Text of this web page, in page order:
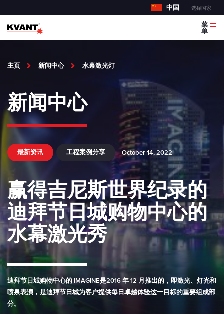
中国 选择国家
菜
单
主页 新闻中心 水幕激光灯
新闻中心
最新资讯 工程案例分享 October 14, 2022
赢得吉尼斯世界纪录的
迪拜节日城购物中心的
水幕激光秀
迪拜节日城购物中心的 IMAGINE是2016 年 12 月推出的，即激光、灯光和
喷泉表演，是迪拜节日城为客户提供每日卓越体验这一目标的重要组成部
分。